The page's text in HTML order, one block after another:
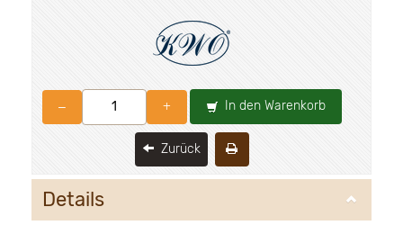
– + In den Warenkorb
Zurück
Details